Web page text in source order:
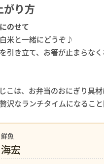
がり方
のせて
米と一緒にどうぞ♪
引き立て、お箸が止まらなく
こは、お弁当のおにぎり具材
沢なランチタイムになること
鮮魚
海宏